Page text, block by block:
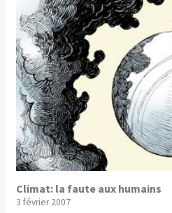
Climat: la faute aux humains
3 février 2007